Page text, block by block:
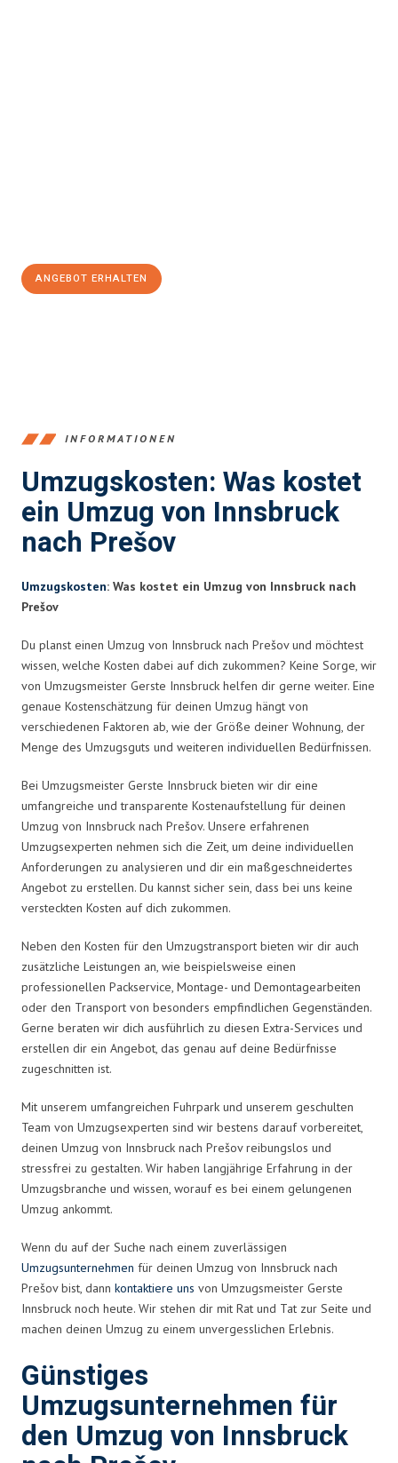
ANGEBOT ERHALTEN
INFORMATIONEN
Umzugskosten: Was kostet
ein Umzug von Innsbruck
nach Prešov
Umzugskosten: Was kostet ein Umzug von Innsbruck nach
Prešov
Du planst einen Umzug von Innsbruck nach Prešov und möchtest
wissen, welche Kosten dabei auf dich zukommen? Keine Sorge, wir
von Umzugsmeister Gerste Innsbruck helfen dir gerne weiter. Eine
genaue Kostenschätzung für deinen Umzug hängt von
verschiedenen Faktoren ab, wie der Größe deiner Wohnung, der
Menge des Umzugsguts und weiteren individuellen Bedürfnissen.
Bei Umzugsmeister Gerste Innsbruck bieten wir dir eine
umfangreiche und transparente Kostenaufstellung für deinen
Umzug von Innsbruck nach Prešov. Unsere erfahrenen
Umzugsexperten nehmen sich die Zeit, um deine individuellen
Anforderungen zu analysieren und dir ein maßgeschneidertes
Angebot zu erstellen. Du kannst sicher sein, dass bei uns keine
versteckten Kosten auf dich zukommen.
Neben den Kosten für den Umzugstransport bieten wir dir auch
zusätzliche Leistungen an, wie beispielsweise einen
professionellen Packservice, Montage- und Demontagearbeiten
oder den Transport von besonders empfindlichen Gegenständen.
Gerne beraten wir dich ausführlich zu diesen Extra-Services und
erstellen dir ein Angebot, das genau auf deine Bedürfnisse
zugeschnitten ist.
Mit unserem umfangreichen Fuhrpark und unserem geschulten
Team von Umzugsexperten sind wir bestens darauf vorbereitet,
deinen Umzug von Innsbruck nach Prešov reibungslos und
stressfrei zu gestalten. Wir haben langjährige Erfahrung in der
Umzugsbranche und wissen, worauf es bei einem gelungenen
Umzug ankommt.
Wenn du auf der Suche nach einem zuverlässigen
Umzugsunternehmen für deinen Umzug von Innsbruck nach
Prešov bist, dann kontaktiere uns von Umzugsmeister Gerste
Innsbruck noch heute. Wir stehen dir mit Rat und Tat zur Seite und
machen deinen Umzug zu einem unvergesslichen Erlebnis.
Günstiges
Umzugsunternehmen für
den Umzug von Innsbruck